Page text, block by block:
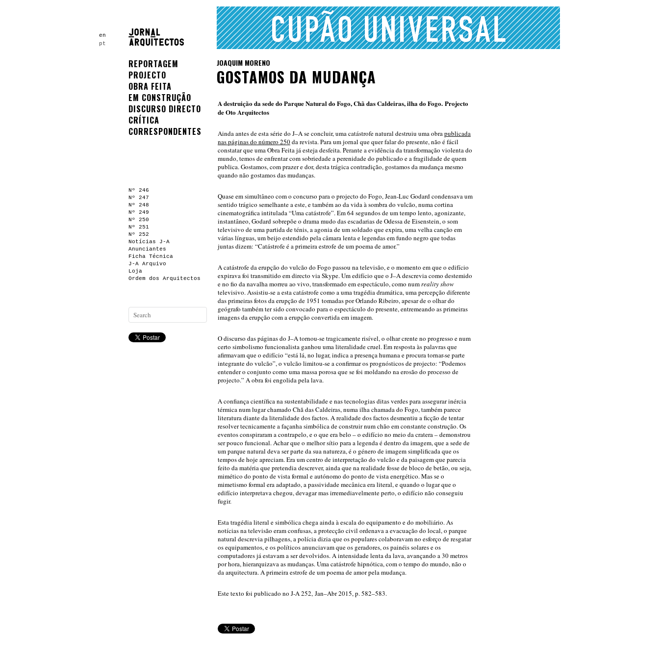
en
pt
REPORTAGEM
PROJECTO
OBRA FEITA
EM CONSTRUÇÃO
DISCURSO DIRECTO
CRÍTICA
CORRESPONDENTES
Nº 246
Nº 247
Nº 248
Nº 249
Nº 250
Nº 251
Nº 252
Notícias J-A
Anunciantes
Ficha Técnica
J-A Arquivo
Loja
Ordem dos Arquitectos
JOAQUIM MORENO
GOSTAMOS DA MUDANÇA
A destruição da sede do Parque Natural do Fogo, Chã das Caldeiras, ilha do Fogo. Projecto
de Oto Arquitectos
Ainda antes de esta série do J–A se concluir, uma catástrofe natural destruiu uma obrapublicada
nas páginas do número 250da revista. Para um jornal que quer falar do presente, não é fácil
constatar que uma Obra Feita já esteja desfeita. Perante a evidência da transformação violenta do
mundo, temos de enfrentar com sobriedade a perenidade do publicado e a fragilidade de quem
publica. Gostamos, com prazer e dor, desta trágica contradição, gostamos da mudança mesmo
quando não gostamos das mudanças.
Quase em simultâneo com o concurso para o projecto do Fogo, Jean-Luc Godard condensava um
sentido trágico semelhante a este, e também ao da vida à sombra do vulcão, numa cortina
cinematográfica intitulada “Uma catástrofe”. Em 64 segundos de um tempo lento, agonizante,
instantâneo, Godard sobrepõe o drama mudo das escadarias de Odessa de Eisenstein, o som
televisivo de uma partida de ténis, a agonia de um soldado que expira, uma velha canção em
várias línguas, um beijo estendido pela câmara lenta e legendas em fundo negro que todas
juntas dizem: “Catástrofe é a primeira estrofe de um poema de amor.”
A catástrofe da erupção do vulcão do Fogo passou na televisão, e o momento em que o edifício
expirava foi transmitido em directo via Skype. Um edifício que o J–A descrevia como destemido
e no fio da navalha morreu ao vivo, transformado em espectáculo, como numreality show
televisivo. Assistiu-se a esta catástrofe como a uma tragédia dramática, uma percepção diferente
das primeiras fotos da erupção de 1951 tomadas por Orlando Ribeiro, apesar de o olhar do
geógrafo também ter sido convocado para o espectáculo do presente, entremeando as primeiras
imagens da erupção com a erupção convertida em imagem.
O discurso das páginas do J–A tornou-se tragicamente risível, o olhar crente no progresso e num
certo simbolismo funcionalista ganhou uma literalidade cruel. Em resposta às palavras que
afirmavam que o edifício “está lá, no lugar, indica a presença humana e procura tornar-se parte
integrante do vulcão”, o vulcão limitou-se a confirmar os prognósticos de projecto: “Podemos
entender o conjunto como uma massa porosa que se foi moldando na erosão do processo de
projecto.” A obra foi engolida pela lava.
A confiança científica na sustentabilidade e nas tecnologias ditas verdes para assegurar inércia
térmica num lugar chamado Chã das Caldeiras, numa ilha chamada do Fogo, também parece
literatura diante da literalidade dos factos. A realidade dos factos desmentiu a ficção de tentar
resolver tecnicamente a façanha simbólica de construir num chão em constante construção. Os
eventos conspiraram a contrapelo, e o que era belo – o edifício no meio da cratera – demonstrou
ser pouco funcional. Achar que o melhor sítio para a legenda é dentro da imagem, que a sede de
um parque natural deva ser parte da sua natureza, é o género de imagem simplificada que os
tempos de hoje apreciam. Era um centro de interpretação do vulcão e da paisagem que parecia
feito da matéria que pretendia descrever, ainda que na realidade fosse de bloco de betão, ou seja,
mimético do ponto de vista formal e autónomo do ponto de vista energético. Mas se o
mimetismo formal era adaptado, a passividade mecânica era literal, e quando o lugar que o
edifício interpretava chegou, devagar mas irremediavelmente perto, o edifício não conseguiu
fugir.
Esta tragédia literal e simbólica chega ainda à escala do equipamento e do mobiliário. As
notícias na televisão eram confusas, a protecção civil ordenava a evacuação do local, o parque
natural descrevia pilhagens, a polícia dizia que os populares colaboravam no esforço de resgatar
os equipamentos, e os políticos anunciavam que os geradores, os painéis solares e os
computadores já estavam a ser devolvidos. A intensidade lenta da lava, avançando a 30 metros
por hora, hierarquizava as mudanças. Uma catástrofe hipnótica, com o tempo do mundo, não o
da arquitectura. A primeira estrofe de um poema de amor pela mudança.
Este texto foi publicado no J-A 252, Jan–Abr 2015, p. 582–583.